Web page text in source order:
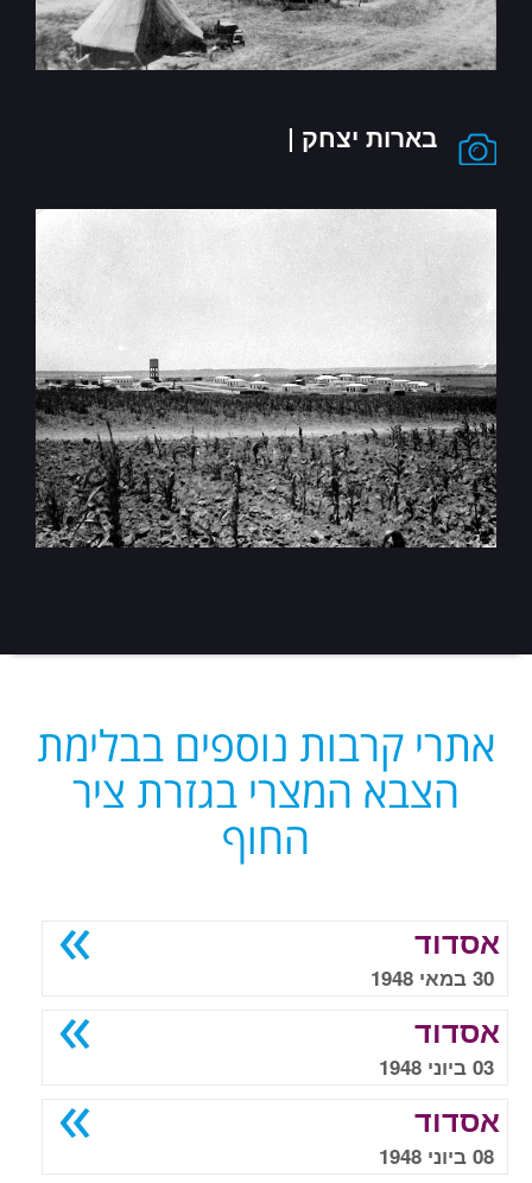
בארות יצחק |
אתרי קרבות נוספים בבלימת
הצבא המצרי בגזרת ציר
החוף
אסדוד
30 במאי 1948
אסדוד
03 ביוני 1948
אסדוד
08 ביוני 1948